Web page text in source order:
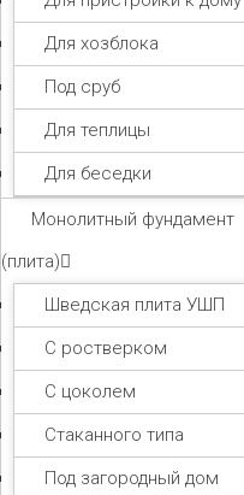
Для хозблока
Под сруб
Для теплицы
Для беседки
Монолитный фундамент
(плита)
Шведская плита УШП
С ростверком
С цоколем
Стаканного типа
Под загородный дом